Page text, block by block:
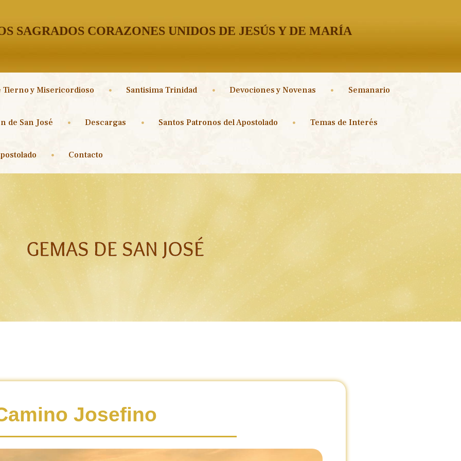
SAGRADOS CORAZONES UNIDOS DE JESÚS Y DE MARÍA
Tierno y Misericordioso Santisima Trinidad Devociones y Novenas Semanario
de San José Descargas Santos Patronos del Apostolado Temas de Interés
Contacto
GEMAS DE SAN JOSÉ
Josefino